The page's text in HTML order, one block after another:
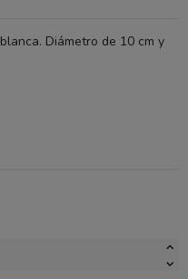
Diámetro de 10 cm y